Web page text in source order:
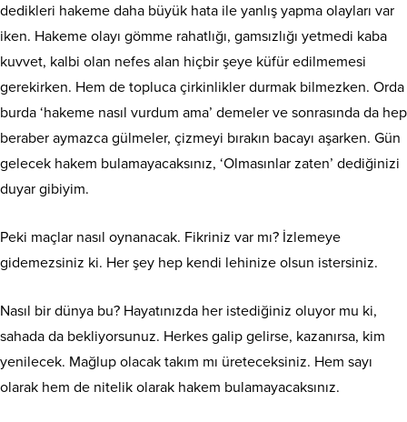
dedikleri hakeme daha büyük hata ile yanlış yapma olayları var
iken. Hakeme olayı gömme rahatlığı, gamsızlığı yetmedi kaba
kuvvet, kalbi olan nefes alan hiçbir şeye küfür edilmemesi
gerekirken. Hem de topluca çirkinlikler durmak bilmezken. Orda
burda ‘hakeme nasıl vurdum ama’ demeler ve sonrasında da hep
beraber aymazca gülmeler, çizmeyi bırakın bacayı aşarken. Gün
gelecek hakem bulamayacaksınız, ‘Olmasınlar zaten’ dediğinizi
duyar gibiyim.
Peki maçlar nasıl oynanacak. Fikriniz var mı? İzlemeye
gidemezsiniz ki. Her şey hep kendi lehinize olsun istersiniz.
Nasıl bir dünya bu? Hayatınızda her istediğiniz oluyor mu ki,
sahada da bekliyorsunuz. Herkes galip gelirse, kazanırsa, kim
yenilecek. Mağlup olacak takım mı üreteceksiniz. Hem sayı
olarak hem de nitelik olarak hakem bulamayacaksınız.